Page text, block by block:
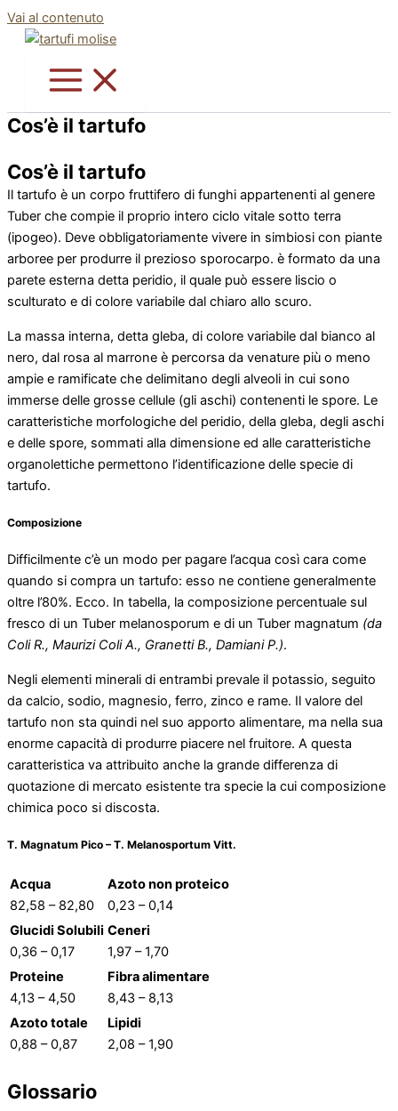
Vai al contenuto
Cos’è il tartufo
Cos’è il tartufo
Il tartufo è un corpo fruttifero di funghi appartenenti al genere
Tuber che compie il proprio intero ciclo vitale sotto terra
(ipogeo). Deve obbligatoriamente vivere in simbiosi con piante
arboree per produrre il prezioso sporocarpo. è formato da una
parete esterna detta peridio, il quale può essere liscio o
sculturato e di colore variabile dal chiaro allo scuro.
La massa interna, detta gleba, di colore variabile dal bianco al
nero, dal rosa al marrone è percorsa da venature più o meno
ampie e ramificate che delimitano degli alveoli in cui sono
immerse delle grosse cellule (gli aschi) contenenti le spore. Le
caratteristiche morfologiche del peridio, della gleba, degli aschi
e delle spore, sommati alla dimensione ed alle caratteristiche
organolettiche permettono l’identificazione delle specie di
tartufo.
Composizione
Difficilmente c’è un modo per pagare l’acqua così cara come
quando si compra un tartufo: esso ne contiene generalmente
oltre l’80%. Ecco. In tabella, la composizione percentuale sul
fresco di un Tuber melanosporum e di un Tuber magnatum (da
Coli R., Maurizi Coli A., Granetti B., Damiani P.).
Negli elementi minerali di entrambi prevale il potassio, seguito
da calcio, sodio, magnesio, ferro, zinco e rame. Il valore del
tartufo non sta quindi nel suo apporto alimentare, ma nella sua
enorme capacità di produrre piacere nel fruitore. A questa
caratteristica va attribuito anche la grande differenza di
quotazione di mercato esistente tra specie la cui composizione
chimica poco si discosta.
T. Magnatum Pico – T. Melanosportum Vitt.
Acqua
82,58 – 82,80
Azoto non proteico
0,23 – 0,14
Glucidi Solubili
0,36 – 0,17
Ceneri
1,97 – 1,70
Proteine
4,13 – 4,50
Fibra alimentare
8,43 – 8,13
Azoto totale
0,88 – 0,87
Lipidi
2,08 – 1,90
Glossario